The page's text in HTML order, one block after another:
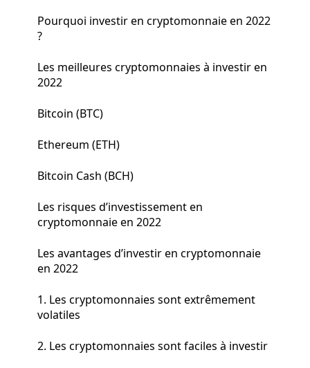
Pourquoi investir en cryptomonnaie en 2022
?
Les meilleures cryptomonnaies à investir en
2022
Bitcoin (BTC)
Ethereum (ETH)
Bitcoin Cash (BCH)
Les risques d’investissement en
cryptomonnaie en 2022
Les avantages d’investir en cryptomonnaie
en 2022
1. Les cryptomonnaies sont extrêmement
volatiles
2. Les cryptomonnaies sont faciles à investir